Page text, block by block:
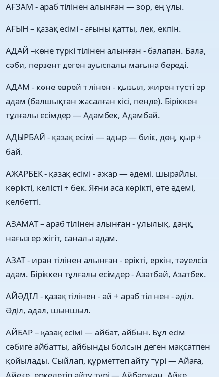
АҒЗАМ - араб тілінен алынған — зор, ең ұлы.
АҒЫН – қазақ есімі - ағыны қатты, лек, екпін.
АДАЙ –көне түркі тілінен алынған - балапан. Бала,
сәби, перзент деген ауыспалы мағына береді.
АДАМ - көне еврей тілінен - қызыл, жирен түсті ер
адам (балшықтан жасалған кісі, пенде). Біріккен
тұлғалы есімдер — Адамбек, Адамбай.
АДЫРБАЙ - қазақ есімі — адыр — биік, дөң, қыр +
бай.
АЖАРБЕК - қазақ есімі - ажар — әдемі, шырайлы,
көрікті, келісті + бек. Яғни аса көрікті, өте әдемі,
келбетті.
АЗАМАТ – араб тілінен алынған - ұлылық, даңқ,
нағыз ер жігіт, саналы адам.
АЗАТ - иран тілінен алынған - ерікті, еркін, тәуелсіз
адам. Біріккен тұлғалы есімдер - Азатбай, Азатбек.
АЙӘДІЛ - қазақ тілінен - ай + араб тілінен - әділ.
Әділ, адал, шыншыл.
АЙБАР – қазақ есімі — айбат, айбын. Бұл есім
сәбиге айбатты, айбынды болсын деген мақсатпен
қойылады. Сыйлап, құрметтеп айту түрі — Айаға,
Айеке, еркелетіп айту түрі — Айбаржан, Айке,